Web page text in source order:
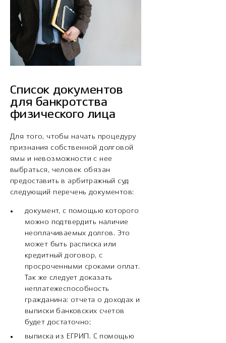
Список документов
для банкротства
физического лица
Для того, чтобы начать процедуру
признания собственной долговой
ямы и невозможности с нее
выбраться, человек обязан
предоставить в арбитражный суд
следующий перечень документов:
документ, с помощью которого
можно подтвердить наличие
неоплачиваемых долгов. Это
может быть расписка или
кредитный договор, с
просроченными сроками оплат.
Так же следует доказать
неплатежеспособность
гражданина: отчета о доходах и
выписки банковских счетов
будет достаточно;
выписка из ЕГРИП. С помощью